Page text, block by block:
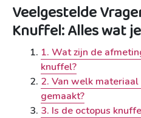
Veelgestelde
Knuffel: Alles wat
1. Wat zijn de
knuffel?
2. Van welk
gemaakt?
3. Is de octopus